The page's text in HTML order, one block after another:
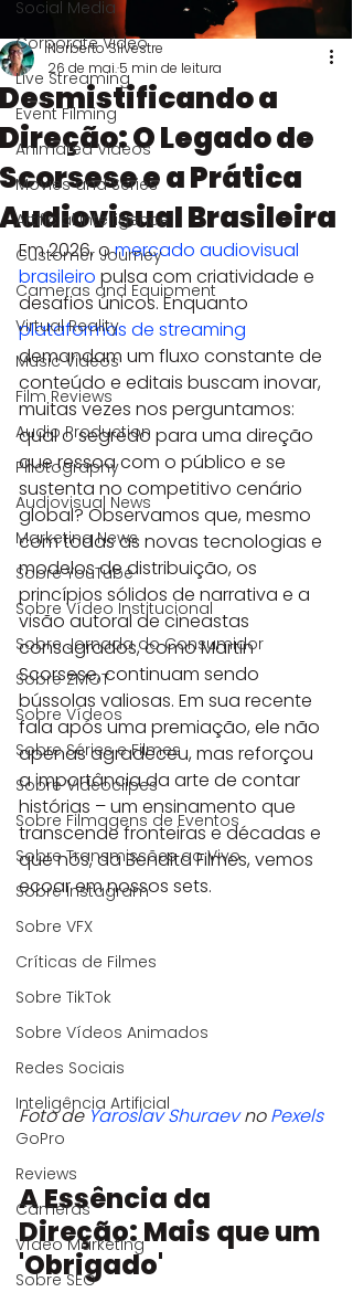
Social Media
Corporate Video
Live Streaming
Event Filming
Animated Videos
Movies and Series
Artificial Intelligence
Customer Journey
Cameras and Equipment
Virtual Reality
Music Videos
Film Reviews
Audio Production
Photography
Audiovisual News
Marketing News
Sobre YouTube
Sobre Vídeo Institucional
Sobre Jornada do Consumidor
Sobre ZMOT
Sobre Vídeos
Sobre Séries e Filmes
Sobre Videoclipes
Sobre Filmagens de Eventos
Sobre Transmissões ao Vivo
Sobre Instagram
Sobre VFX
Críticas de Filmes
Sobre TikTok
Sobre Vídeos Animados
Redes Sociais
Inteligência Artificial
GoPro
Reviews
Câmeras
Vídeo Marketing
Sobre SEO
Desmistificando a
Direção: O Legado de
Scorsese e a Prática
Audiovisual Brasileira
Norberto Silvestre
26 de mai.5 min de leitura
Em 2026, o mercado audiovisual
brasileiro pulsa com criatividade e
desafios únicos. Enquanto
plataformas de streaming
demandam um fluxo constante de
conteúdo e editais buscam inovar,
muitas vezes nos perguntamos:
qual o segredo para uma direção
que ressoa com o público e se
sustenta no competitivo cenário
global? Observamos que, mesmo
com todas as novas tecnologias e
modelos de distribuição, os
princípios sólidos de narrativa e a
visão autoral de cineastas
consagrados, como Martin
Scorsese, continuam sendo
bússolas valiosas. Em sua recente
fala após uma premiação, ele não
apenas agradeceu, mas reforçou
a importância da arte de contar
histórias – um ensinamento que
transcende fronteiras e décadas e
que nós, da Bendita Filmes, vemos
ecoar em nossos sets.
Foto de Yaroslav Shuraev no Pexels
A Essência da
Direção: Mais que um
'Obrigado'